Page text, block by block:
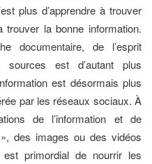
plus d’apprendre à trouver
trouver la bonne information.
documentaire, de l’esprit
sources est d’autant plus
est désormais plus
par les réseaux sociaux. À
de l’information et de
des images ou des vidéos
primordial de nourrir les